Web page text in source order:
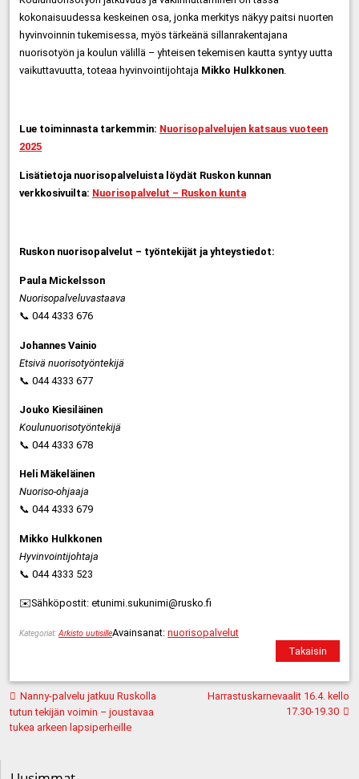
kokonaisuudessa keskeinen osa, jonka merkitys näkyy paitsi nuorten
hyvinvoinnin tukemisessa, myös tärkeänä sillanrakentajana
nuorisotyön ja koulun välillä – yhteisen tekemisen kautta syntyy uutta
vaikuttavuutta, toteaa hyvinvointijohtaja Mikko Hulkkonen
Lue toiminnasta tarkemmin: Nuorisopalvelujen katsaus vuoteen
2025
Lisätietoja nuorisopalveluista löydät Ruskon kunnan
verkkosivuilta: Nuorisopalvelut – Ruskon kunta
Ruskon nuorisopalvelut – työntekijät ja yhteystiedot:
Paula Mickelsson
Nuorisopalveluvastaava
📞 044 4333 676
Johannes Vainio
Etsivä nuorisotyöntekijä
📞 044 4333 677
Jouko Kiesiläinen
Koulunuorisotyöntekijä
📞 044 4333 678
Heli Mäkeläinen
Nuoriso-ohjaaja
📞 044 4333 679
Mikko Hulkkonen
Hyvinvointijohtaja
📞 044 4333 523
✉️Sähköpostit: etunimi.sukunimi@rusko.fi
Kategoriat:Arkisto uutisilleAvainsanat: nuorisopalvelut
Takaisin
Artikkelien
selaus
Nanny-palvelu jatkuu Ruskolla
tutun tekijän voimin – joustavaa
tukea arkeen lapsiperheille
Harrastuskarnevaalit 16.4. kello
17.30-19.30